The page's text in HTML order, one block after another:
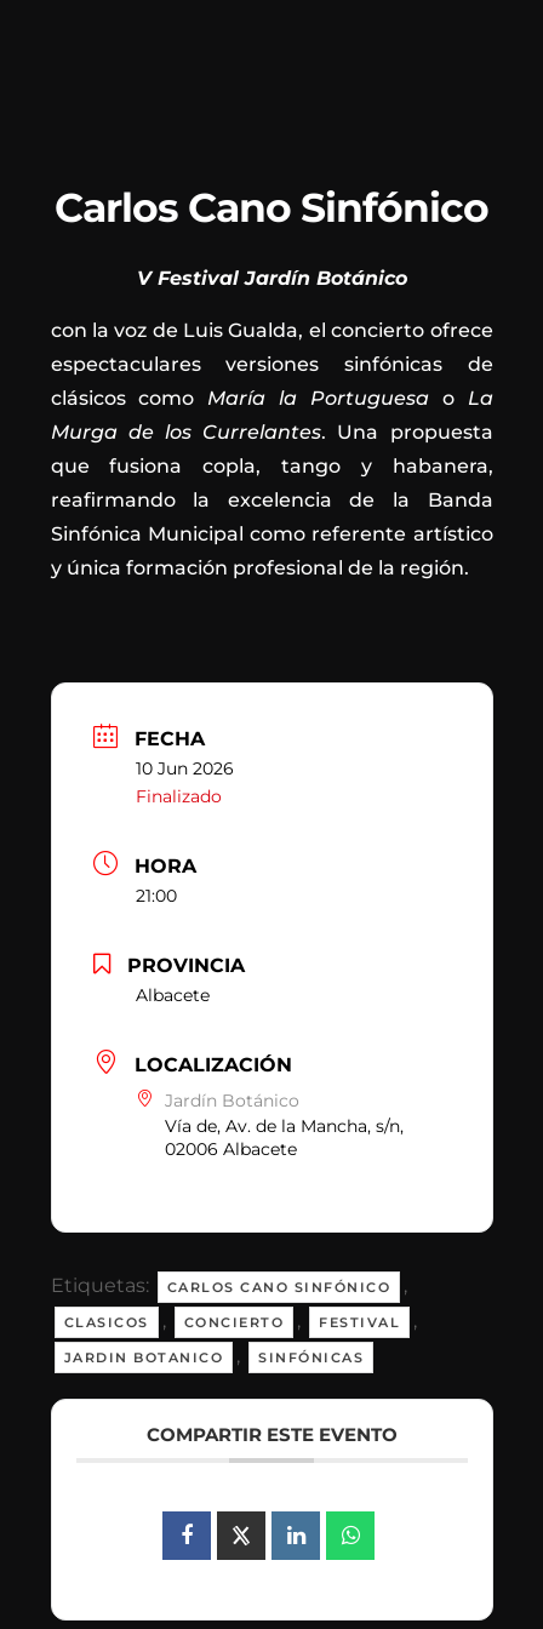
Carlos Cano Sinfónico
V Festival Jardín Botánico
con la voz de Luis Gualda, el concierto ofrece
espectaculares versiones sinfónicas de
clásicos como María la Portuguesao La
Murga de los Currelantes. Una propuesta
que fusiona copla, tango y habanera,
reafirmando la excelencia de la Banda
Sinfónica Municipal como referente artístico
y única formación profesional de la región.
FECHA
10 Jun 2026
Finalizado
HORA
21:00
PROVINCIA
Albacete
LOCALIZACIÓN
Jardín Botánico
Vía de, Av. de la Mancha, s/n,
02006 Albacete
Etiquetas: CARLOS CANO SINFÓNICO ,
CLASICOS , CONCIERTO , FESTIVAL ,
JARDIN BOTANICO , SINFÓNICAS
COMPARTIR ESTE EVENTO